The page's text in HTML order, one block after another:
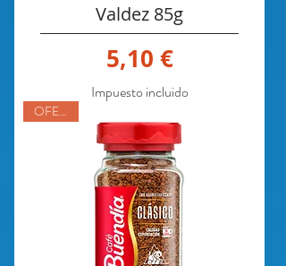
Valdez 85g
Precio
5,10 €
Impuesto incluido
OFERTA